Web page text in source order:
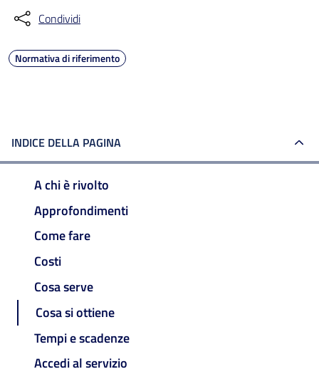
Condividi
Normativa di riferimento
INDICE DELLA PAGINA
A chi è rivolto
Approfondimenti
Come fare
Costi
Cosa serve
Cosa si ottiene
Tempi e scadenze
Accedi al servizio